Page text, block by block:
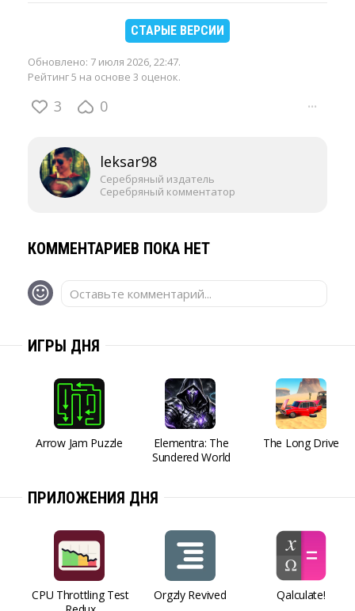
СТАРЫЕ ВЕРСИИ
Обновлено: 7 июля 2026, 22:47.
Рейтинг 5 на основе 3 оценок.
3 0 ···
leksar98
Серебряный издатель
Серебряный комментатор
КОММЕНТАРИЕВ ПОКА НЕТ
Оставьте комментарий...
ИГРЫ ДНЯ
Arrow Jam Puzzle
Elementra: The
Sundered World
The Long Drive
ПРИЛОЖЕНИЯ ДНЯ
CPU Throttling Test
Orgzly Revived Qalculate!